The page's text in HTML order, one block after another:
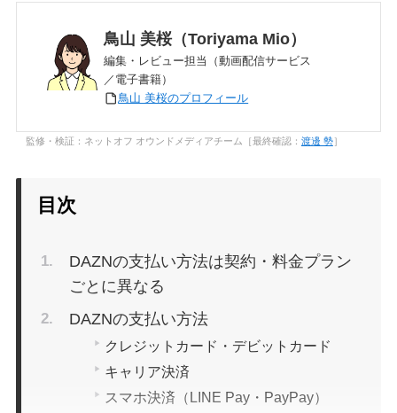
鳥山 美桜（Toriyama Mio）
編集・レビュー担当（動画配信サービス
／電子書籍）
鳥山 美桜のプロフィール
監修・検証：ネットオフ オウンドメディアチーム［最終確認： 渡邊 勢］
目次
DAZNの支払い方法は契約・料金プラン
ごとに異なる
DAZNの支払い方法
クレジットカード・デビットカード
キャリア決済
スマホ決済（LINE Pay・PayPay）